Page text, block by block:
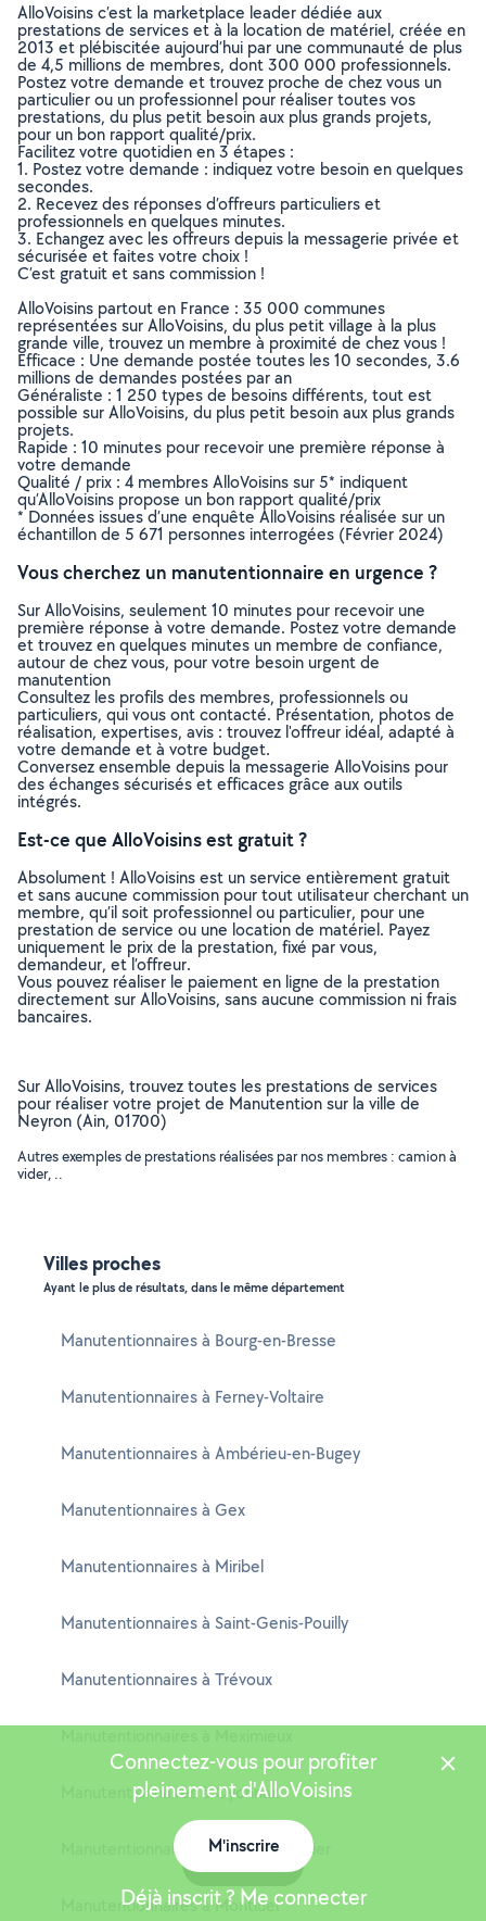
AlloVoisins c’est la marketplace leader dédiée aux
prestations de services et à la location de matériel, créée en
2013 et plébiscitée aujourd’hui par une communauté de plus
de 4,5 millions de membres, dont 300 000 professionnels.
Postez votre demande et trouvez proche de chez vous un
particulier ou un professionnel pour réaliser toutes vos
prestations, du plus petit besoin aux plus grands projets,
pour un bon rapport qualité/prix.
Facilitez votre quotidien en 3 étapes :
1. Postez votre demande : indiquez votre besoin en quelques
secondes.
2. Recevez des réponses d’offreurs particuliers et
professionnels en quelques minutes.
3. Echangez avec les offreurs depuis la messagerie privée et
sécurisée et faites votre choix !
C’est gratuit et sans commission !
AlloVoisins partout en France : 35 000 communes
représentées sur AlloVoisins, du plus petit village à la plus
grande ville, trouvez un membre à proximité de chez vous !
Efficace : Une demande postée toutes les 10 secondes, 3.6
millions de demandes postées par an
Généraliste : 1 250 types de besoins différents, tout est
possible sur AlloVoisins, du plus petit besoin aux plus grands
projets.
Rapide : 10 minutes pour recevoir une première réponse à
votre demande
Qualité / prix : 4 membres AlloVoisins sur 5* indiquent
qu’AlloVoisins propose un bon rapport qualité/prix
* Données issues d’une enquête AlloVoisins réalisée sur un
échantillon de 5 671 personnes interrogées (Février 2024)
Vous cherchez un manutentionnaire en urgence ?
Sur AlloVoisins, seulement 10 minutes pour recevoir une
première réponse à votre demande. Postez votre demande
et trouvez en quelques minutes un membre de confiance,
autour de chez vous, pour votre besoin urgent de
manutention
Consultez les profils des membres, professionnels ou
particuliers, qui vous ont contacté. Présentation, photos de
réalisation, expertises, avis : trouvez l'offreur idéal, adapté à
votre demande et à votre budget.
Conversez ensemble depuis la messagerie AlloVoisins pour
des échanges sécurisés et efficaces grâce aux outils
intégrés.
Est-ce que AlloVoisins est gratuit ?
Absolument ! AlloVoisins est un service entièrement gratuit
et sans aucune commission pour tout utilisateur cherchant un
membre, qu’il soit professionnel ou particulier, pour une
prestation de service ou une location de matériel. Payez
uniquement le prix de la prestation, fixé par vous,
demandeur, et l’offreur.
Vous pouvez réaliser le paiement en ligne de la prestation
directement sur AlloVoisins, sans aucune commission ni frais
bancaires.
Sur AlloVoisins, trouvez toutes les prestations de services
pour réaliser votre projet de Manutention sur la ville de
Neyron (Ain, 01700)
Autres exemples de prestations réalisées par nos membres : camion à
vider, ..
Villes proches
Ayant le plus de résultats, dans le même département
Manutentionnaires à Bourg-en-Bresse
Manutentionnaires à Ferney-Voltaire
Manutentionnaires à Ambérieu-en-Bugey
Manutentionnaires à Gex
Manutentionnaires à Miribel
Manutentionnaires à Saint-Genis-Pouilly
Manutentionnaires à Trévoux
Manutentionnaires à Oyonnax
Manutentionnaires à Jassans-Riottier
Manutentionnaires à Montluel
Connectez-vous pour profiter
pleinement d'AlloVoisins
M'inscrire
Déjà inscrit ? Me connecter